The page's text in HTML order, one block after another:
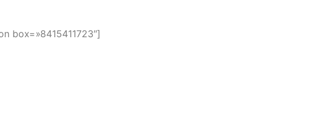
box=»8415411723″]